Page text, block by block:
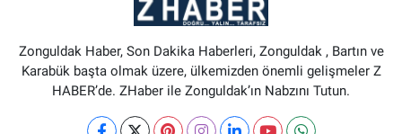
Zonguldak Haber, Son Dakika Haberleri, Zonguldak , Bartın ve
Karabük başta olmak üzere, ülkemizden önemli gelişmeler Z
HABER’de. ZHaber ile Zonguldak’ın Nabzını Tutun.